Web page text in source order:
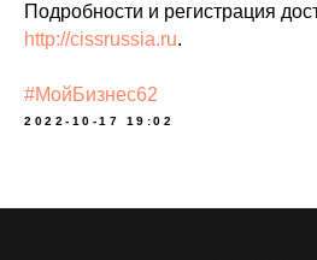
Подробности и регистрация
http://cissrussia.ru.
#МойБизнес62
2022-10-17 19:02